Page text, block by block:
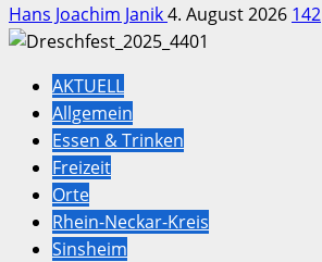
Hans Joachim Janik4. August 2026 142
AKTUELL
Allgemein
Essen & Trinken
Freizeit
Orte
Rhein-Neckar-Kreis
Sinsheim